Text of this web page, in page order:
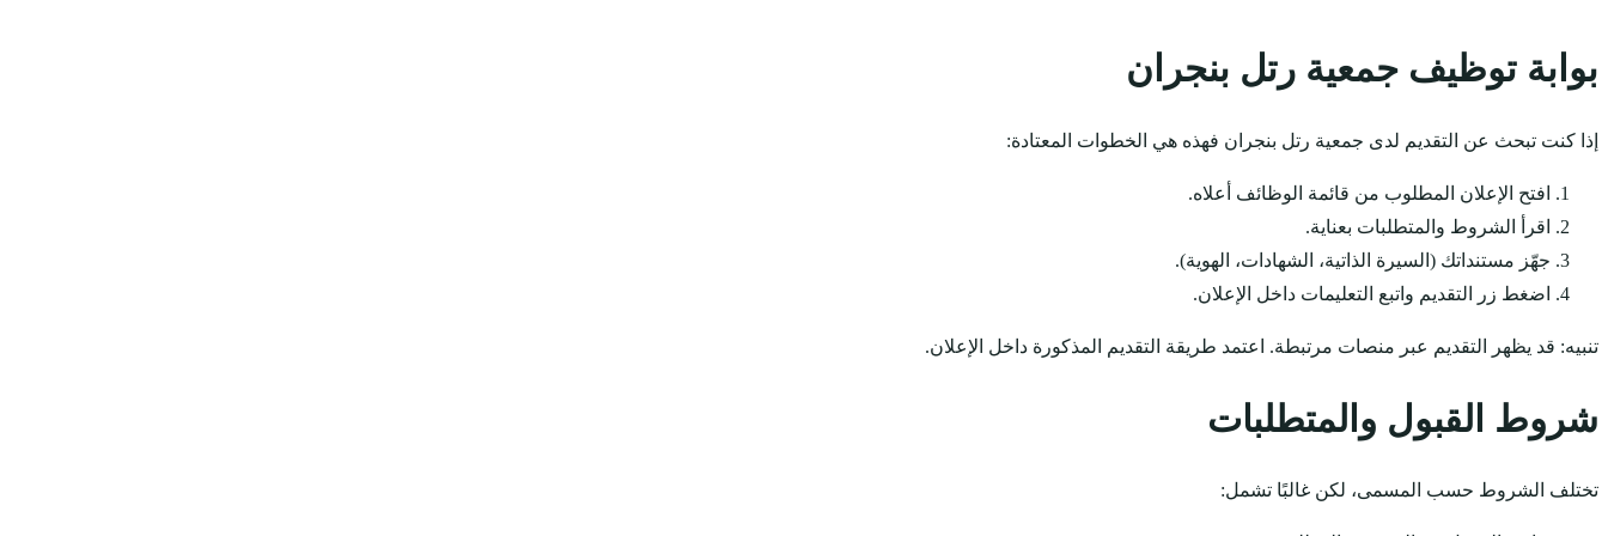
بوابة توظيف جمعية رتل بنجران
إذا كنت تبحث عن التقديم لدى جمعية رتل بنجران فهذه هي الخطوات المعتادة:
افتح الإعلان المطلوب من قائمة الوظائف أعلاه.
اقرأ الشروط والمتطلبات بعناية.
جهّز مستنداتك (السيرة الذاتية، الشهادات، الهوية).
اضغط زر التقديم واتبع التعليمات داخل الإعلان.
تنبيه: قد يظهر التقديم عبر منصات مرتبطة. اعتمد طريقة التقديم المذكورة داخل الإعلان.
شروط القبول والمتطلبات
تختلف الشروط حسب المسمى، لكن غالبًا تشمل: